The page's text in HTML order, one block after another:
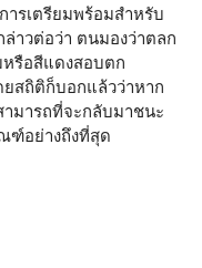
ารเตรียมพร้อมสำหรับ
าวต่อว่า ตนมองว่าตลก
หรือสีแดงสอบตก
ยสถิติก็บอกแล้วว่าหาก
ามารถที่จะกลับมาชนะ
ฑ์อย่างถึงที่สุด